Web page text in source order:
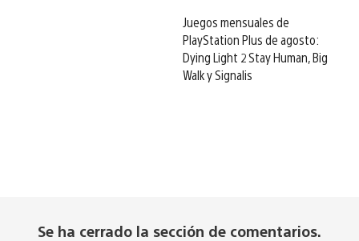
Juegos mensuales de
PlayStation Plus de agosto:
Dying Light 2 Stay Human, Big
Walk y Signalis
Se ha cerrado la sección de comentarios.